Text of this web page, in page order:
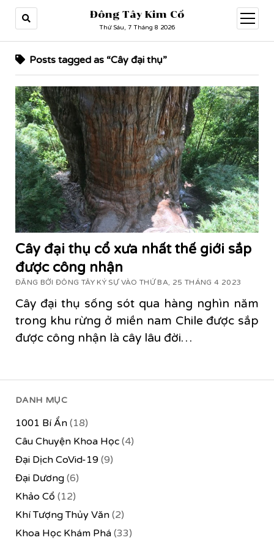
Đông Tây Kim Cổ
Thứ Sáu, 7 Tháng 8 2026
open
menu
DANH MỤC
1001 Bí Ẩn(18)
Câu Chuyện Khoa Học(4)
Đại Dịch CoVid-19(9)
Đại Dương(6)
Khảo Cổ (12)
Khí Tượng Thủy Văn(2)
Khoa Học Khám Phá(33)
Posts tagged as “Cây đại thụ”
Cây đại thụ cổ xưa nhất thế giới sắp
được công nhận
ĐĂNG BỞI ĐÔNG TÂY KÝ SỰ VÀO THỨ BA, 25 THÁNG 4 2023
Cây đại thụ sống sót qua hàng nghìn năm
trong khu rừng ở miền nam Chile được sắp
được công nhận là cây lâu đời…